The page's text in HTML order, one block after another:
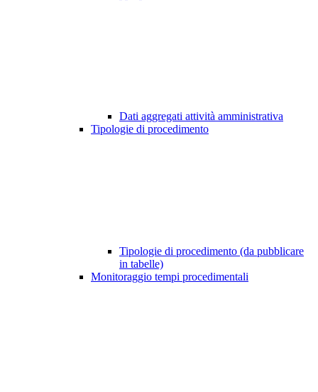
Dati aggregati attività amministrativa
Tipologie di procedimento
Tipologie di procedimento (da pubblicare
in tabelle)
Monitoraggio tempi procedimentali